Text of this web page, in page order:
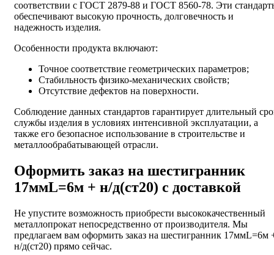
соответствии с ГОСТ 2879-88 и ГОСТ 8560-78. Эти
обеспечивают высокую прочность, долговечность и
надежность изделия.
Особенности продукта включают:
Точное соответствие геометрических параметров;
Стабильность физико-механических свойств;
Отсутствие дефектов на поверхности.
Соблюдение данных стандартов гарантирует длительный
службы изделия в условиях интенсивной эксплуатации, а
также его безопасное использование в строительстве и
металлообрабатывающей отрасли.
Оформить заказ на шестигранник
17ммL=6м + н/д(ст20) с доставкой
Не упустите возможность приобрести высококачественный
металлопрокат непосредственно от производителя. Мы
предлагаем вам оформить заказ на шестигранник 17ммL=6м
н/д(ст20) прямо сейчас.